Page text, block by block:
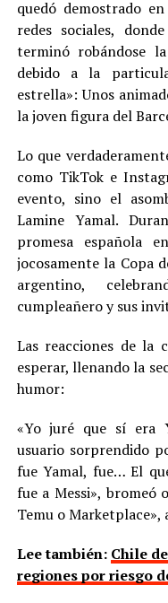
quedó demostrado
redes sociales,
terminó robándose
debido a la
estrella»: Unos
la joven figura del
Lo que
como TikTok e
evento, sino el
Lamine Yamal.
promesa española
jocosamente la Copa
argentino,
cumpleañero y sus
Las reacciones de la
esperar, llenando la
humor:
«Yo juré que sí era
usuario sorprendido
fue Yamal, fue… El
fue a Messi»,
Temu o Marketplace»,
Lee también: Chile
regiones por riesgo